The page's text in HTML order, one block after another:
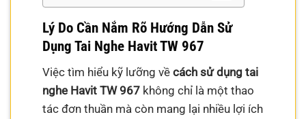
Lý Do Cần Nắm Rõ Hướng Dẫn Sử
Dụng Tai Nghe Havit TW 967
Việc tìm hiểu kỹ lưỡng vềcách sử dụng tai
nghe Havit TW 967 không chỉ là một thao
tác đơn thuần mà còn mang lại nhiều lợi ích